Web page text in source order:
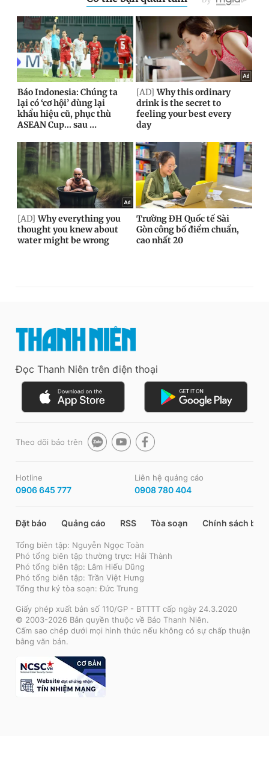
Đọc Thanh Niên trên điện thoại
Theo dõi báo trên
Hotline
0906 645 777
Liên hệ quảng cáo
0908 780 404
Đặt báo Quảng cáo RSS Tòa soạn Chính sách bảo
Tổng biên tập: Nguyễn Ngọc Toàn
Phó tổng biên tập thường trực: Hải Thành
Phó tổng biên tập: Lâm Hiếu Dũng
Phó tổng biên tập: Trần Việt Hưng
Tổng thư ký tòa soạn: Đức Trung
Giấy phép xuất bản số 110/GP - BTTTT cấp ngày 24.3.2020
© 2003-2026 Bản quyền thuộc về Báo Thanh Niên.
Cấm sao chép dưới mọi hình thức nếu không có sự chấp thuận
bằng văn bản.